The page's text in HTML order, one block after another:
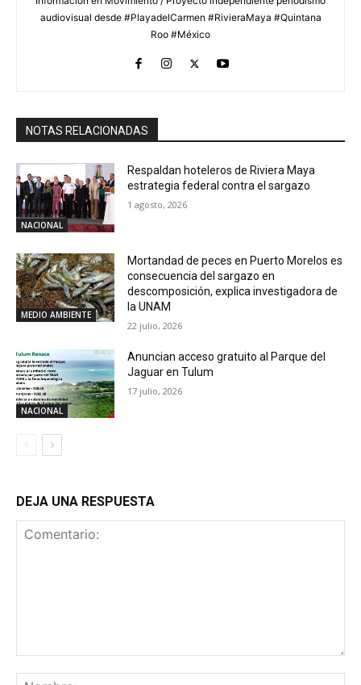
audiovisual desde #PlayadelCarmen #RivieraMaya #Quintana
Roo #México
NOTAS RELACIONADAS
NACIONAL
Respaldan hoteleros de Riviera Maya
estrategia federal contra el sargazo
1 agosto, 2026
MEDIO AMBIENTE
Mortandad de peces en Puerto Morelos es
consecuencia del sargazo en
descomposición, explica investigadora de
la UNAM
22 julio, 2026
NACIONAL
Anuncian acceso gratuito al Parque del
Jaguar en Tulum
17 julio, 2026
DEJA UNA RESPUESTA